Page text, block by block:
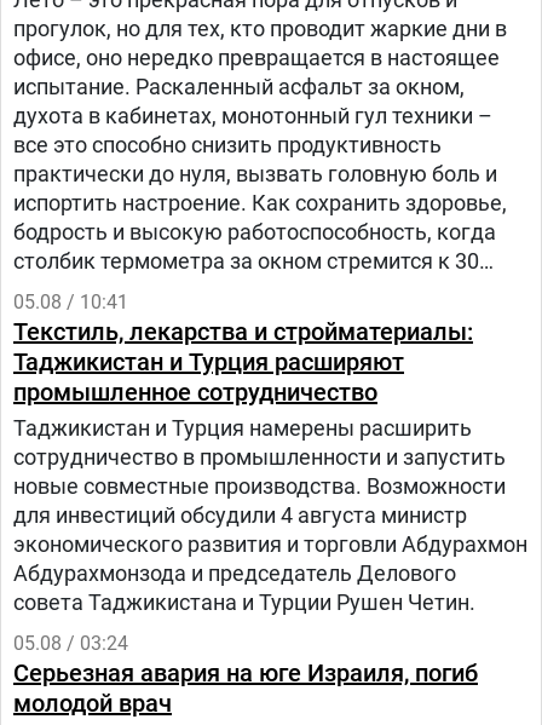
прогулок, но для тех, кто проводит жаркие дни в
офисе, оно нередко превращается в настоящее
испытание. Раскаленный асфальт за окном,
духота в кабинетах, монотонный гул техники –
все это способно снизить продуктивность
практически до нуля, вызвать головную боль и
испортить настроение. Как сохранить здоровье,
бодрость и высокую работоспособность, когда
столбик термометра за окном стремится к 30
градусам и выше? – рассказала заведующий
отделом общественного здоровья Анастасия
Степанькова.
05.08 / 10:41
Текстиль, лекарства и стройматериалы:
Таджикистан и Турция расширяют
промышленное сотрудничество
Таджикистан и Турция намерены расширить
сотрудничество в промышленности и запустить
новые совместные производства. Возможности
для инвестиций обсудили 4 августа министр
экономического развития и торговли Абдурахмон
Абдурахмонзода и председатель Делового
совета Таджикистана и Турции Рушен Четин.
05.08 / 03:24
Серьезная авария на юге Израиля, погиб
молодой врач